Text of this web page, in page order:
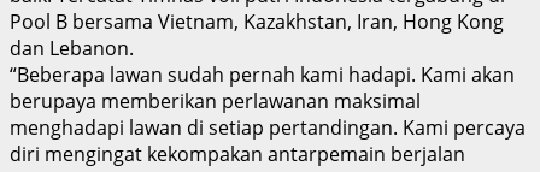
Pool B bersama Vietnam, Kazakhstan, Iran, Hong Kong
dan Lebanon.
“Beberapa lawan sudah pernah kami hadapi. Kami akan
berupaya memberikan perlawanan maksimal
menghadapi lawan di setiap pertandingan. Kami percaya
diri mengingat kekompakan antarpemain berjalan